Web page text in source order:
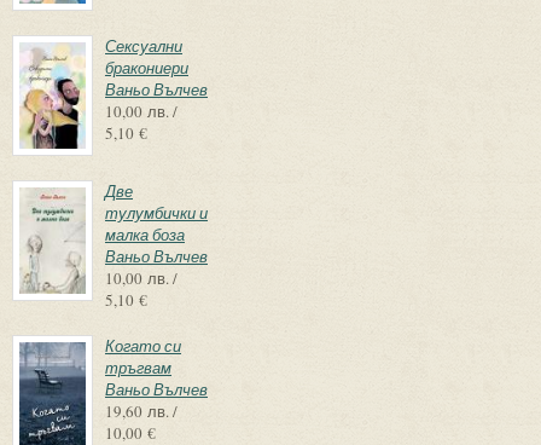
Сексуални
бракониери
Ваньо Вълчев
10,00 лв. /
5,10 €
Две
тулумбички и
малка боза
Ваньо Вълчев
10,00 лв. /
5,10 €
Когато си
тръгвам
Ваньо Вълчев
19,60 лв. /
10,00 €